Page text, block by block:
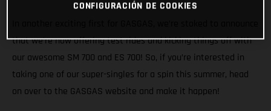
that we’re now offering test rides and kicking things off with
our awesome SM 700 and ES 700! So, if you’re interested in
taking one of our super-singles for a spin this summer, head
on over to the GASGAS website and make it happen!
CONFIGURACIÓN DE COOKIES